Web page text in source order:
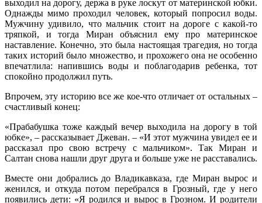
выходил на дорогу, держа в руке лоскут от материнской юбки.
Однажды мимо проходил человек, который попросил воды.
Мужчину удивило, что мальчик стоит на дороге с какой-то
тряпкой, и тогда Миран объяснил ему про материнское
наставление. Конечно, это была настоящая трагедия, но тогда
таких историй было множество, и прохожего она не особенно
впечатлила: напившись воды и поблагодарив ребенка, тот
спокойно продолжил путь.
Впрочем, эту историю все же кое-что отличает от остальных –
счастливый конец:
«Прабабушка тоже каждый вечер выходила на дорогу в той
юбке», – рассказывает Джеван. – «И этот мужчина увидел ее и
рассказал про свою встречу с мальчиком». Так Миран и
Салтан снова нашли друг друга и больше уже не расставались.
Вместе они добрались до Владикавказа, где Миран вырос и
женился, и откуда потом перебрался в Грозный, где у него
появились дети: «Я родился и вырос в Грозном. И родители